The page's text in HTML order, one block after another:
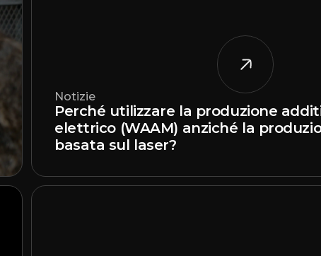
Notizie
Perché utilizzare la produzione
elettrico (WAAM) anziché la
basata sul laser?